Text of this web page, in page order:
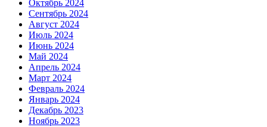
Октябрь 2024
Сентябрь 2024
Август 2024
Июль 2024
Июнь 2024
Май 2024
Апрель 2024
Март 2024
Февраль 2024
Январь 2024
Декабрь 2023
Ноябрь 2023